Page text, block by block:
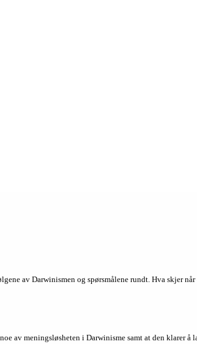
av Darwinismen og spørsmålene rundt. Hva skjer
av meningsløsheten i Darwinisme samt at den klarer